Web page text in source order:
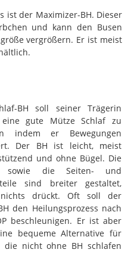
ist der Maximizer-BH. Dieser
und kann den Busen
vergrößern. Er ist meist
BH soll seiner Trägerin
gute Mütze Schlaf zu
indem er Bewegungen
Der BH ist leicht, meist
und ohne Bügel. Die
sowie die Seiten- und
sind breiter gestaltet,
drückt. Oft soll der
den Heilungsprozess nach
beschleunigen. Er ist aber
bequeme Alternative für
die nicht ohne BH schlafen